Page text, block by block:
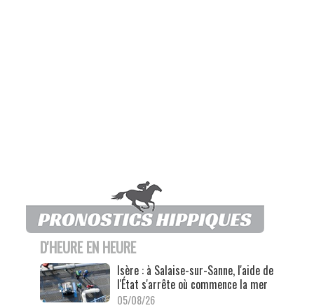
D'HEURE EN HEURE
Isère : à Salaise-sur-Sanne, l'aide de
l'État s'arrête où commence la mer
05/08/26